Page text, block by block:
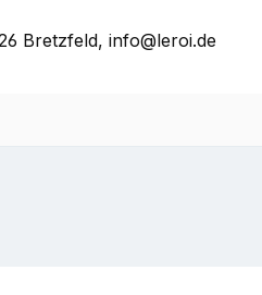
Bretzfeld, info@leroi.de